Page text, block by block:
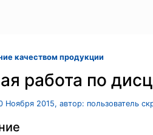
качеством продукции
работа по
Ноября 2015, автор: пользователь